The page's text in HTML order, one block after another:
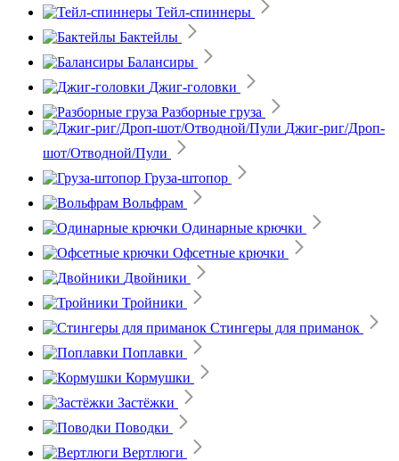
Тейл-спиннеры
Бактейлы
Балансиры
Джиг-головки
Разборные груза
Джиг-риг/Дроп-
шот/Отводной/Пули
Груза-штопор
Вольфрам
Одинарные крючки
Офсетные крючки
Двойники
Тройники
Стингеры для приманок
Поплавки
Кормушки
Застёжки
Поводки
Вертлюги